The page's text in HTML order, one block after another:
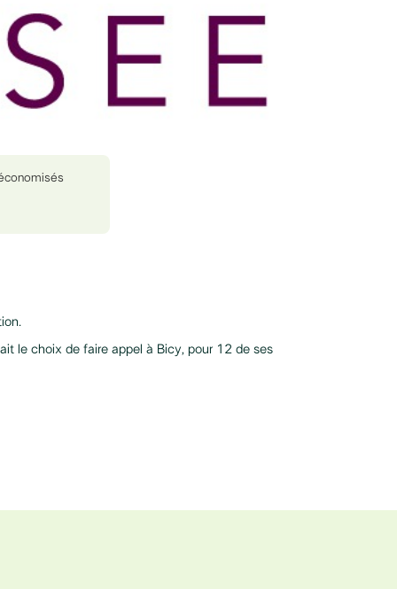
le choix de faire appel à Bicy, pour 12 de ses